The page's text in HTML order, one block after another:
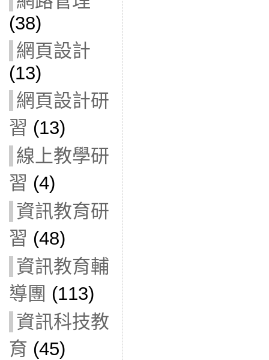
(38)
網頁設計
(13)
網頁設計研
習 (13)
線上教學研
習 (4)
資訊教育研
習 (48)
資訊教育輔
導團 (113)
資訊科技教
育 (45)